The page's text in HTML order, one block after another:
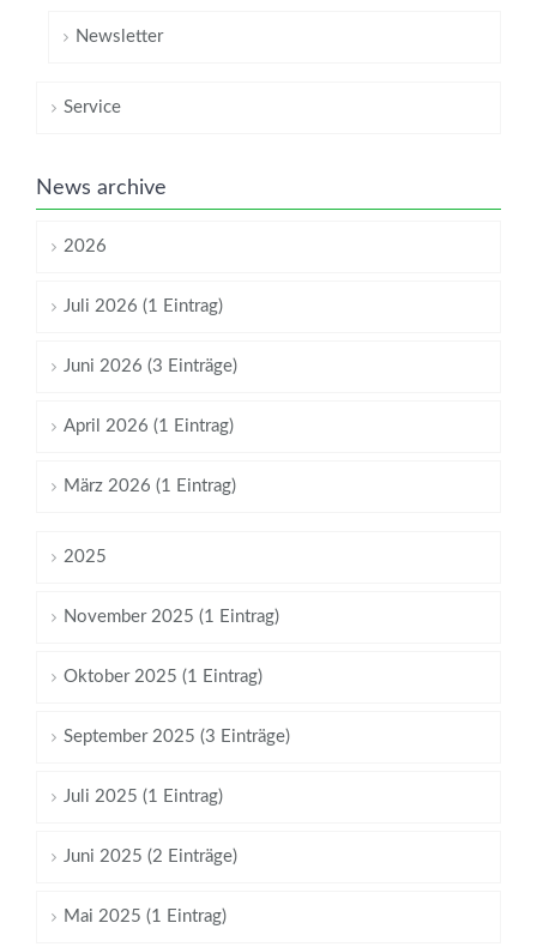
Newsletter
Service
News archive
2026
Juli 2026 (1 Eintrag)
Juni 2026 (3 Einträge)
April 2026 (1 Eintrag)
März 2026 (1 Eintrag)
2025
November 2025 (1 Eintrag)
Oktober 2025 (1 Eintrag)
September 2025 (3 Einträge)
Juli 2025 (1 Eintrag)
Juni 2025 (2 Einträge)
Mai 2025 (1 Eintrag)